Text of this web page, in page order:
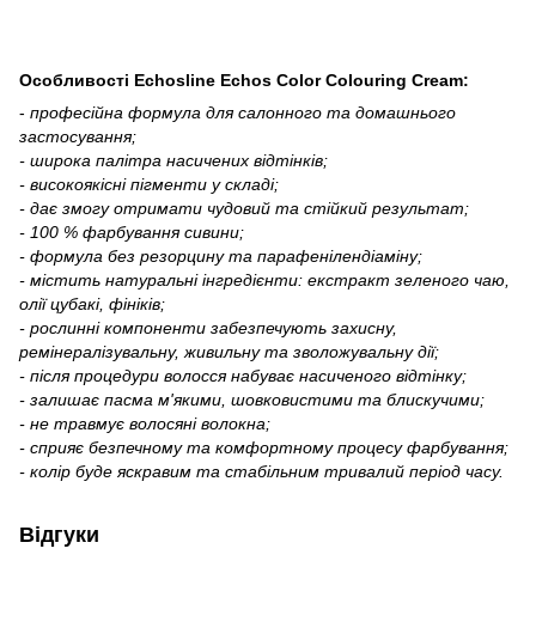
Особливості Echosline Echos Color Colouring Cream:
- професійна формула для салонного та домашнього
застосування;
- широка палітра насичених відтінків;
- високоякісні пігменти у складі;
- дає змогу отримати чудовий та стійкий результат;
- 100 % фарбування сивини;
- формула без резорцину та парафенілендіаміну;
- містить натуральні інгредієнти: екстракт зеленого чаю,
олії цубакі, фініків;
- рослинні компоненти забезпечують захисну,
ремінералізувальну, живильну та зволожувальну дії;
- після процедури волосся набуває насиченого відтінку;
- залишає пасма м'якими, шовковистими та блискучими;
- не травмує волосяні волокна;
- сприяє безпечному та комфортному процесу фарбування;
- колір буде яскравим та стабільним тривалий період часу.
Відгуки